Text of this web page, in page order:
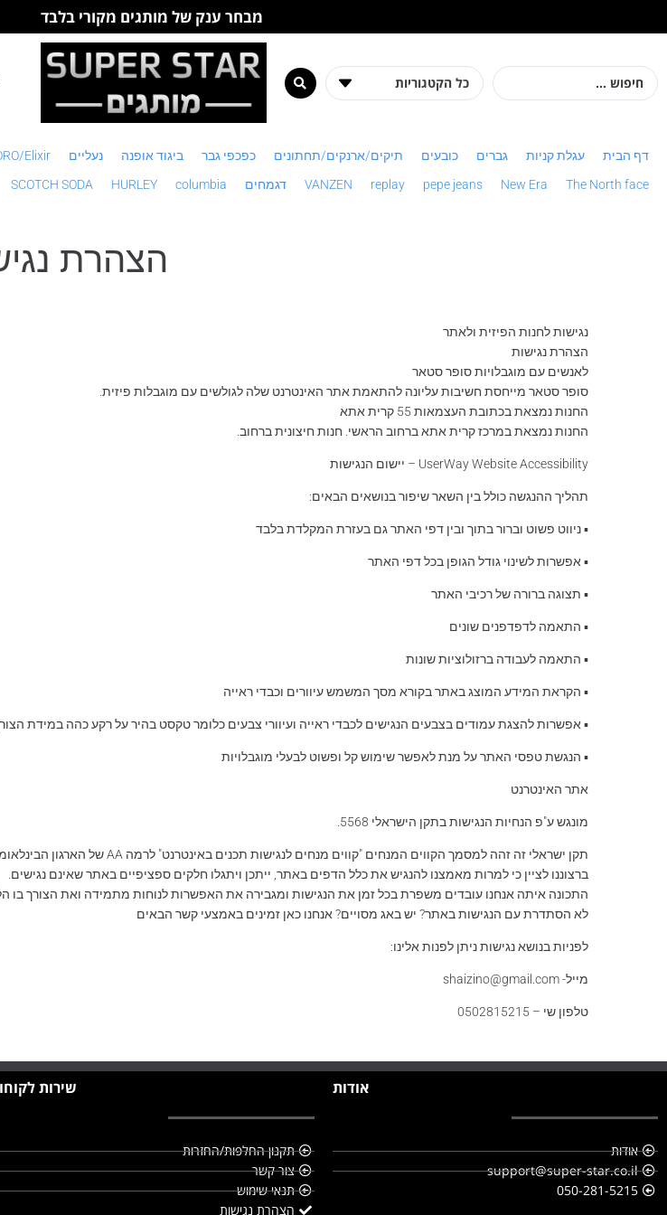
מבחר ענק של מותגים מקורי בלבד
דף הבית עגלת קניות גברים כובעים תיקים/ארנקים/תחתונים כפכפי גבר ביגוד אופנה נעליים Elixir
The North face
New Era
pepe jeans
replay
VANZEN דגמחים columbia
HURLEY
SCOTCH SODA
הצהרת
נגישות לחנות הפיזית ולאתר
הצהרת נגישות
לאנשים עם מוגבלויות סופר סטאר
סופר סטאר מייחסת חשיבות עליונה להתאמת אתר האינטרנט שלה לגולשים עם מוגבלות פיזית.
החנות נמצאת בכתובת העצמאות 55 קרית אתא
החנות נמצאת במרכז קרית אתא ברחוב הראשי. חנות חיצונית ברחוב.
UserWay Website Accessibility – יישום הנגישות
תהליך ההנגשה כולל בין השאר שיפור בנושאים הבאים:
▪ ניווט פשוט וברור בתוך ובין דפי האתר גם בעזרת המקלדת בלבד
▪ אפשרות לשינוי גודל הגופן בכל דפי האתר
▪ תצוגה ברורה של רכיבי האתר
▪ התאמה לדפדפנים שונים
▪ התאמה לעבודה ברזולוציות שונות
▪ הקראת המידע המוצג באתר בקורא מסך המשמש עיוורים וכבדי ראייה
▪ אפשרות להצגת עמודים בצבעים הנגישים לכבדי ראייה ועיוורי צבעים כלומר טקסט בהיר על רקע כהה במידת
▪ הנגשת טפסי האתר על מנת לאפשר שימוש קל ופשוט לבעלי מוגבלויות
אתר האינטרנט
מונגש ע"פ הנחיות הנגישות בתקן הישראלי 5568.
תקן ישראלי זה זהה למסמך הקווים המנחים "קווים מנחים לנגישות תכנים באינטרנט" לרמה AA של הארגון הבינלאומי העוסק בתקינה ברשת.
ברצוננו לציין כי למרות מאמצנו להנגיש את כלל הדפים באתר, ייתכן ויתגלו חלקים ספציפיים באתר שאינם נגישים.
התכונה איתה אנחנו עובדים משפרת בכל זמן את הנגישות ומגבירה את האפשרות לנוחות מתמידה ואת הצורך בו
לא הסתדרת עם הנגישות באתר? יש באג מסויים? אנחנו כאן זמינים באמצעי קשר הבאים
לפניות בנושא נגישות ניתן לפנות אלינו:
מייל- shaizino@gmail.com
טלפון שי – 0502815215
אודות
אודות
support@super-star.co.il
050-281-5215
שירות
תקנון החלפות/החזרות
צור קשר
תנאי שימוש
הצהרת נגישות